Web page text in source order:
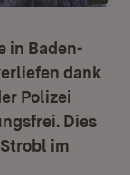
in Baden-
dank
Polizei
Dies
im